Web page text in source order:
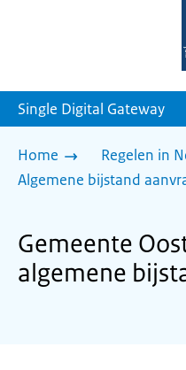
Single Digital Gateway
Home
Regelen in
Algemene bijstand
Gemeente
algemene